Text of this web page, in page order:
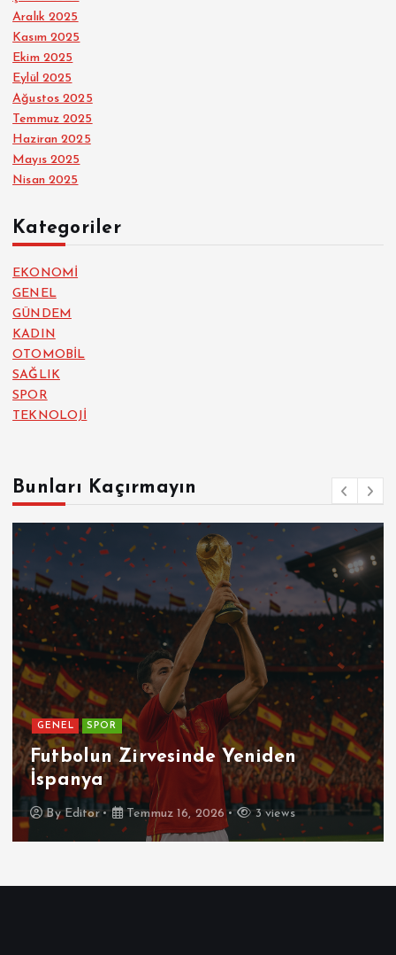
Aralık 2025
Kasım 2025
Ekim 2025
Eylül 2025
Ağustos 2025
Temmuz 2025
Haziran 2025
Mayıs 2025
Nisan 2025
Kategoriler
EKONOMİ
GENEL
GÜNDEM
KADIN
OTOMOBİL
SAĞLIK
SPOR
TEKNOLOJİ
Bunları Kaçırmayın
GENEL
Patetik Nedir ?
ByEditor Temmuz 7, 2026 5 views